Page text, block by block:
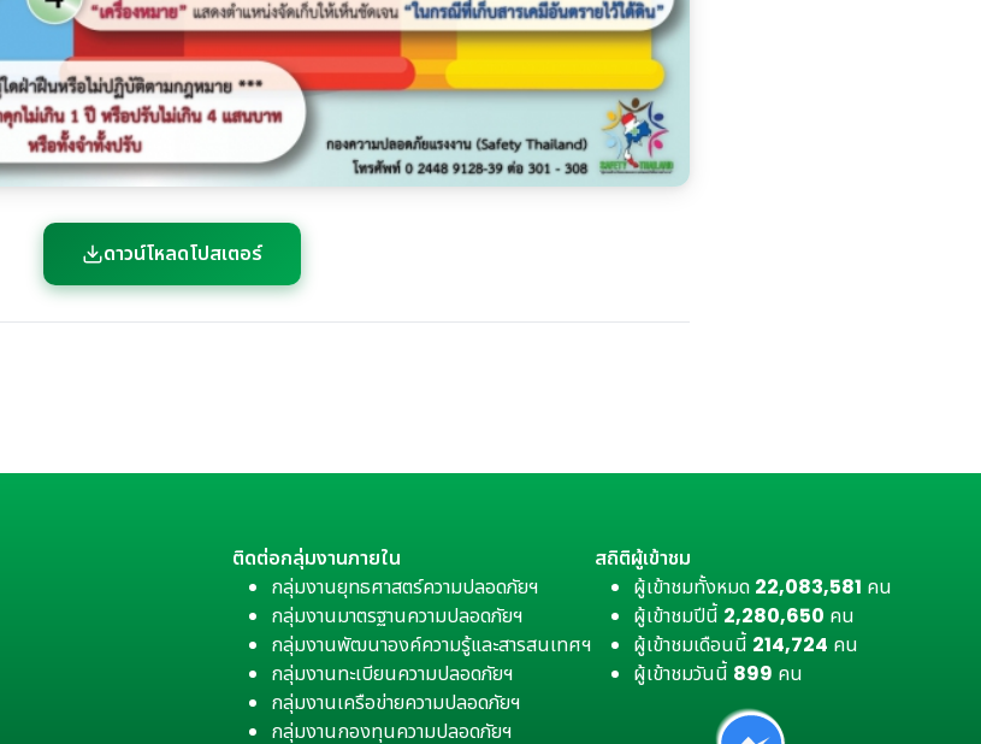
ดาวน์โหลดโปสเตอร์
ติดต่อกลุ่มงานภายใน
กลุ่มงานยุทธศาสตร์ความปลอดภัยฯ
กลุ่มงานมาตรฐานความปลอดภัยฯ
กลุ่มงานพัฒนาองค์ความรู้และสารสนเทศฯ
กลุ่มงานทะเบียนความปลอดภัยฯ
กลุ่มงานเครือข่ายความปลอดภัยฯ
กลุ่มงานกองทุนความปลอดภัยฯ
สถิติผู้เข้าชม
ผู้เข้าชมทั้งหมด 22,083,581 คน
ผู้เข้าชมปีนี้ 2,280,650 คน
ผู้เข้าชมเดือนนี้ 214,724 คน
ผู้เข้าชมวันนี้ 899 คน